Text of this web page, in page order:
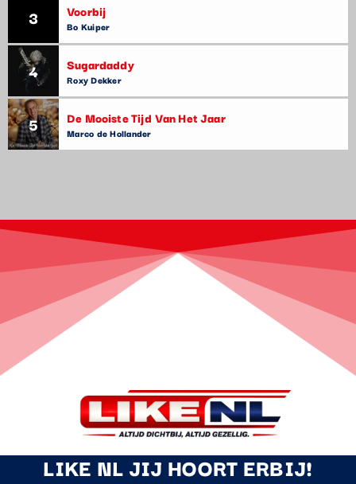
3 Voorbij
Bo Kuiper
4 Sugardaddy
Roxy Dekker
5 De Mooiste Tijd Van Het Jaar
Marco de Hollander
LIKE NL JIJ HOORT ERBIJ!